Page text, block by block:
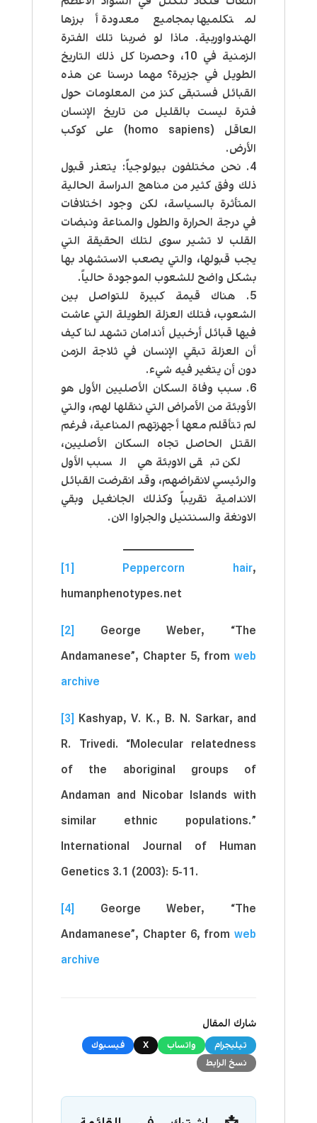
لمتكلميها بمجاميع معدودة أبرزها
الهندواوربية. ماذا لو ضربنا تلك الفترة
الزمنية في 10، وحصرنا كل ذلك التاريخ
الطويل في جزيرة؟ مهما درسنا عن هذه
القبائل فستبقى كنز من المعلومات حول
فترة ليست بالقليل من تاريخ الإنسان
العاقل (homo sapiens) على كوكب
الأرض.
نحن مختلفون بيولوجياً: يتعذر قبول
ذلك وفق كثير من مناهج الدراسة الحالية
المتأثرة بالسياسة، لكن وجود اختلافات
في درجة الحرارة والطول والمناعة ونبضات
القلب لا تشير سوى لتلك الحقيقة التي
يجب قبولها، والتي يصعب الاستشهاد بها
بشكل واضح للشعوب الموجودة حالياً.
هناك قيمة كبيرة للتواصل بين
الشعوب، فتلك العزلة الطويلة التي عاشت
فيها قبائل أرخبيل أندامان تشهد لنا كيف
أن العزلة تبقي الإنسان في ثلاجة الزمن
دون أن يتغير فيه شيء.
سبب وفاة السكان الأصليين الأول هو
الأوبئة من الأمراض التي ننقلها لهم، والتي
لم تتأقلم معها أجهزتهم المناعية، فرغم
القتل الحاصل تجاه السكان الأصليين،
لكن تبقى الاوبئة هي السبب الأول
والرئيسي لانقراضهم، وقد انقرضت القبائل
الاندامية تقريباً وكذلك الجانغيل وبقي
الاونغة والسنتنيل والجراوا الان.
[1] Peppercorn hair,
humanphenotypes.net
[2]
George Weber, “The
Andamanese”, Chapter 5, fromweb
archive
[3] Kashyap, V. K., B. N. Sarkar, and
R. Trivedi. “Molecular relatedness
of the aboriginal groups of
Andaman and Nicobar Islands with
similar ethnic populations.”
International Journal of Human
Genetics 3.1 (2003): 5-11.
[4]
George Weber, “The
Andamanese”, Chapter 6, fromweb
archive
شارك المقال
تيليجرام واتساب X
فيسبوك
نسخ الرابط